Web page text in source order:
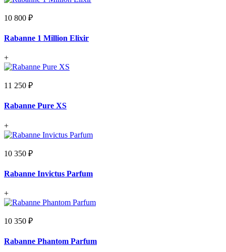
10 800 ₽
Rabanne 1 Million Elixir
+
11 250 ₽
Rabanne Pure XS
+
10 350 ₽
Rabanne Invictus Parfum
+
10 350 ₽
Rabanne Phantom Parfum